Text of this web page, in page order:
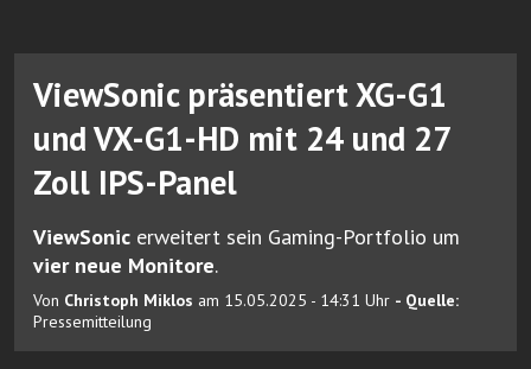
ViewSonic präsentiert XG-G1
und VX-G1-HD mit 24 und 27
Zoll IPS-Panel
ViewSonic erweitert sein Gaming-Portfolio um
vier neue Monitore.
Von Christoph Miklos am 15.05.2025 - 14:31 Uhr - Quelle:
Pressemitteilung